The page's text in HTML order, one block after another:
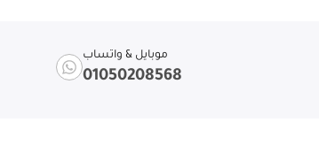
موبايل & واتساب
01050208568